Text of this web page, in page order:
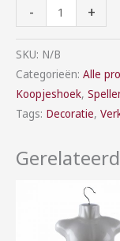
- +
SKU: N/B
Categorieën: Alle
Koopjeshoek,
Tags: Decoratie,
tot